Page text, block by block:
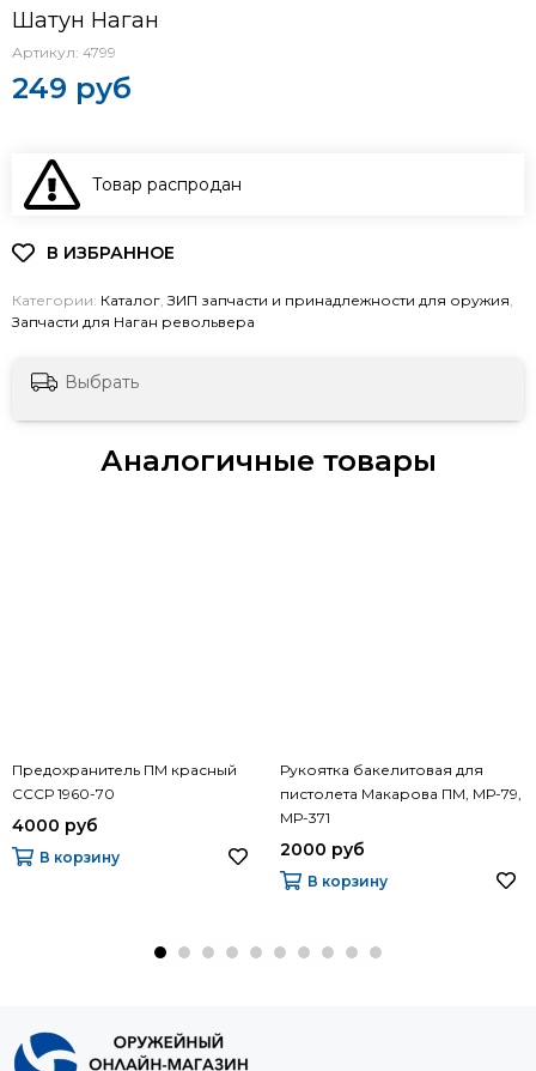
Шатун Наган
Артикул: 4799
249 руб
Товар распродан
Категории: Каталог,ЗИП запчасти и принадлежности для оружия,
Запчасти для Наган револьвера
Выбрать
Аналогичные товары
Предохранитель ПМ красный
СССР 1960-70
4000 руб
В корзину
Рукоятка бакелитовая для
пистолета Макарова ПМ, МР-79,
МР-371
2000 руб
В корзину